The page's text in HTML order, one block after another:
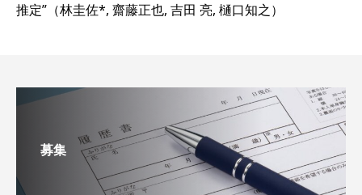
推定”（林圭佐*, 齋藤正也, 吉田 亮, 樋口知之）
募集